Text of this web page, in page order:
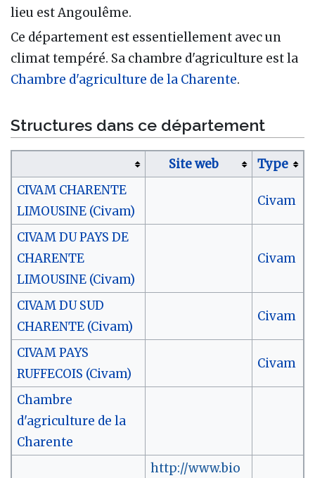
lieu est Angoulême.
Ce département est essentiellement avec un
climat tempéré. Sa chambre d'agriculture est la
Chambre d'agriculture de la Charente.
Structures dans ce département
Site web
Type
CIVAM CHARENTE
LIMOUSINE (Civam)
Civam
CIVAM DU PAYS DE
CHARENTE
LIMOUSINE (Civam)
Civam
CIVAM DU SUD
CHARENTE (Civam)
Civam
CIVAM PAYS
RUFFECOIS (Civam)
Civam
Chambre
d'agriculture de la
Charente
http://www.bio